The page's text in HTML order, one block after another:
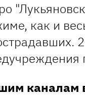
как и
каналам